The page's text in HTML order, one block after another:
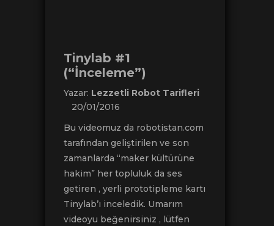
Tinylab #1
(“İnceleme”)
Yazar: Lezzetli Robot Tarifleri
20/01/2016
Bu videomuz da robotistan.com
tarafından geliştirilen ve son
zamanlarda “maker kültürüne
hakim” her topluluk da ses
getiren , yerli prototipleme kartı
Tinylab’ı inceledik. Umarım
videoyu beğenirsiniz , lütfen